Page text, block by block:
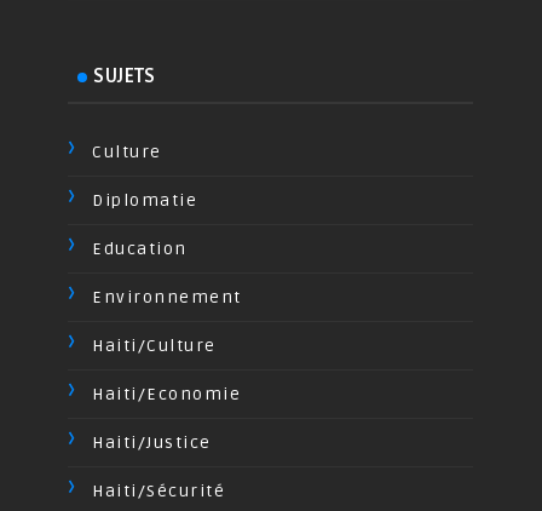
SUJETS
Culture
Diplomatie
Education
Environnement
Haiti/Culture
Haiti/Economie
Haiti/Justice
Haiti/Sécurité